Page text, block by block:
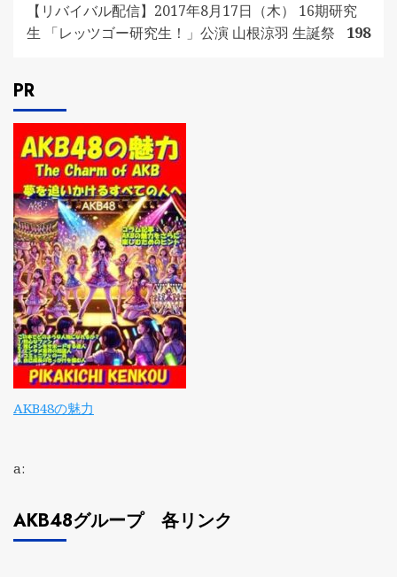
【リバイバル配信】2017年8月17日（木） 16期研究
生 「レッツゴー研究生！」公演 山根涼羽 生誕祭
198
PR
AKB48の魅力
a:
AKB48グループ 各リンク